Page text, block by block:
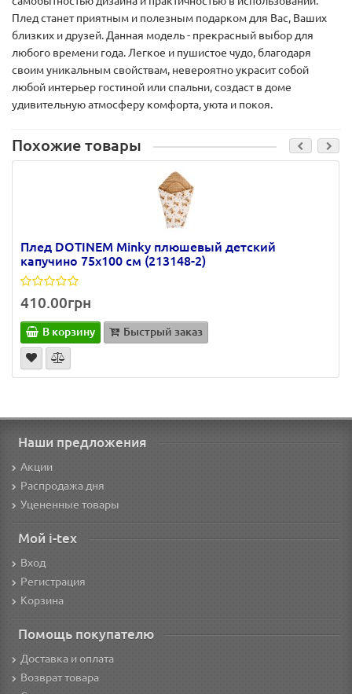
Плед станет приятным и полезным подарком для Вас, Ваших
близких и друзей. Данная модель - прекрасный выбор для
любого времени года. Легкое и пушистое чудо, благодаря
своим уникальным свойствам, невероятно украсит собой
любой интерьер гостиной или спальни, создаст в доме
удивительную атмосферу комфорта, уюта и покоя.
Похожие товары
Плед DOTINEM Minky плюшевый детский
капучино 75х100 см (213148-2)
410.00грн
В корзину Быстрый заказ
Наши предложения
Акции
Распродажа дня
Уцененные товары
Мой i-tex
Вход
Регистрация
Корзина
Помощь покупателю
Доставка и оплата
Возврат товара